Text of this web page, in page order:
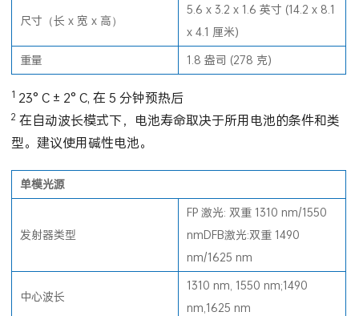
尺寸（长 x 宽 x 高）
5.6 x 3.2 x 1.6 英寸 (14.2 x 8.1
x 4.1 厘米)
重量
1.8 盎司 (278 克)
1 23° C ± 2° C, 在 5 分钟预热后
2 在自动波长模式下，电池寿命取决于所用电池的条件和类
型。建议使用碱性电池。
单模光源
发射器类型
FP 激光: 双重 1310 nm/1550
nmDFB激光:双重 1490
nm/1625 nm
中心波长
1310 nm, 1550 nm;1490
nm,1625 nm